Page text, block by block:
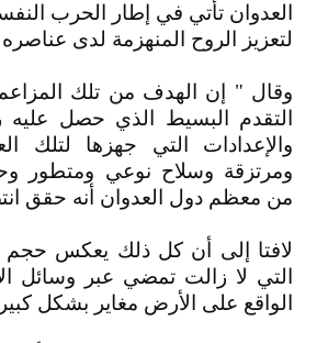
العدوان تأتي في إطار الحرب
لتعزيز الروح المنهزمة لدى
وقال " إن الهدف من تلك
التقدم البسيط الذي حصل عليه
واﻹعدادات التي جهزها لتلك
ومرتزقة وسلاح نوعي ومتطور
من معظم دول العدوان أنه حقق
لافتا إلى أن كل ذلك يعكس حجم
التي ﻻ زالت تمضي عبر وسائل
الواقع على اﻷرض مغاير بشكل